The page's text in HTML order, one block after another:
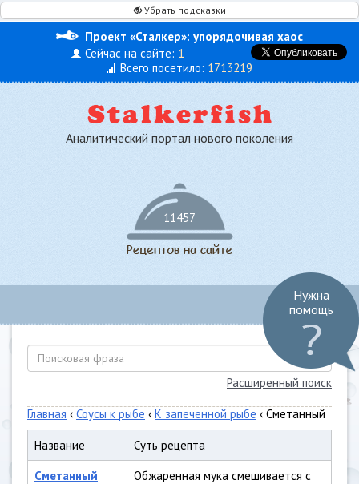
Убрать подсказки
Проект «Сталкер»: упорядочивая хаос
Сейчас на сайте: 1
Всего посетило: 1713219
Аналитический портал нового поколения
11457
Расширенный поиск
Главная ‹ Соусы к рыбе ‹ К запеченной рыбе ‹ Сметанный
Название
Суть рецепта
Сметанный
Обжаренная мука смешивается с
Нужна
помощь